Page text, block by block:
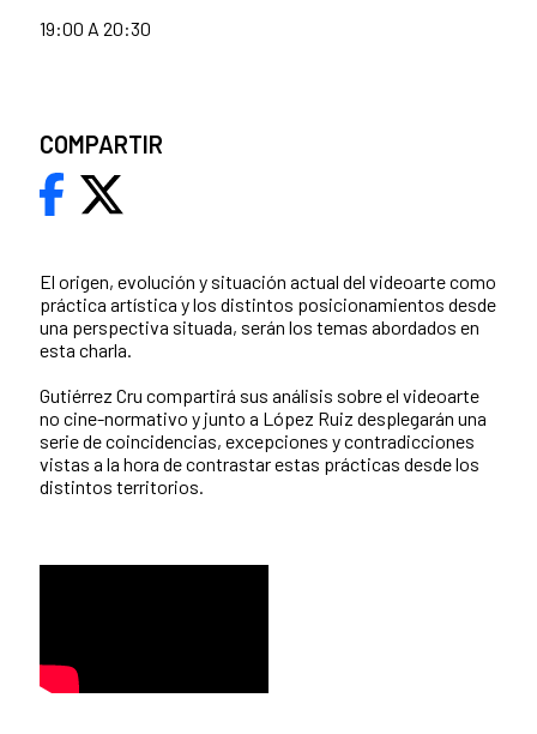
El origen, evolución y situación actual del videoarte como
práctica artística y los distintos posicionamientos desde
una perspectiva situada, serán los temas abordados en
esta charla.
Gutiérrez Cru compartirá sus análisis sobre el videoarte
no cine-normativo y junto a López Ruiz desplegarán una
serie de coincidencias, excepciones y contradicciones
vistas a la hora de contrastar estas prácticas desde los
distintos territorios.
19:00 A 20:30
COMPARTIR